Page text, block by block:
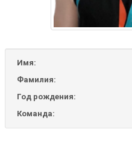
Имя:
Фамилия:
Год рождения:
Команда: